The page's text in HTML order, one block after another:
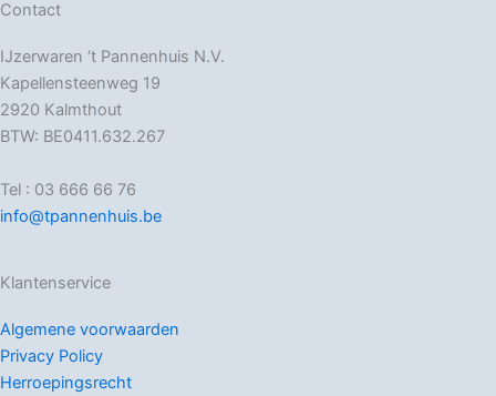
Contact
IJzerwaren ‘t Pannenhuis N.V.
Kapellensteenweg 19
2920 Kalmthout
BTW: BE0411.632.267
Tel : 03 666 66 76
info@tpannenhuis.be
Klantenservice
Algemene voorwaarden
Privacy Policy
Herroepingsrecht